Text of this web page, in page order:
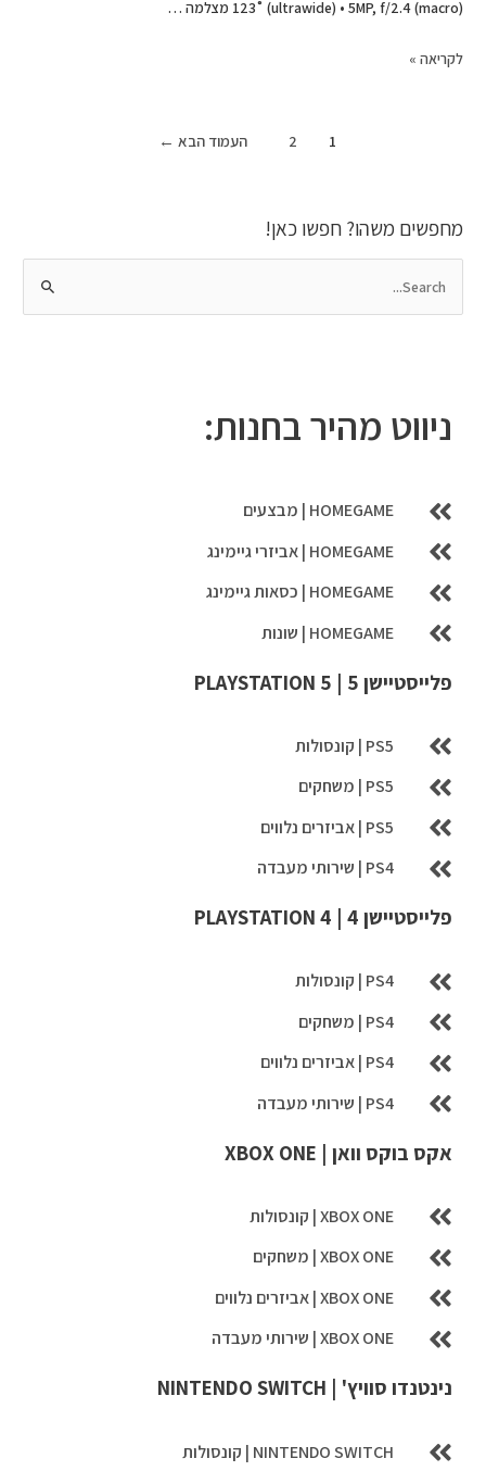
מחפשים משהו? חפשו כאן!
e
ניווט מהיר בחנות:
HOMEGAME | מבצעים
HOMEGAME | אביזרי גיימינג
HOMEGAME | כסאות גיימינג
HOMEGAME | שונות
פלייסטיישן 5 | PLAYSTATION 5
PS5 | קונסולות
PS5 | משחקים
PS5 | אביזרים נלווים
PS4 | שירותי מעבדה
פלייסטיישן 4 | PLAYSTATION 4
PS4 | קונסולות
PS4 | משחקים
PS4 | אביזרים נלווים
PS4 | שירותי מעבדה
אקס בוקס וואן | XBOX ONE
XBOX ONE | קונסולות
XBOX ONE | משחקים
XBOX ONE | אביזרים נלווים
XBOX ONE | שירותי מעבדה
נינטנדו סוויץ' | NINTENDO SWITCH
NINTENDO SWITCH | קונסולות
123˚ (ultrawide) • 5MP, f/2.4 (macro) מצלמה …
לקריאה »
1
2 העמוד הבא ←